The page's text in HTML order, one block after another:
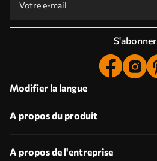
S'abonner
Modifier la langue
A propos du produit
A propos de l'entreprise